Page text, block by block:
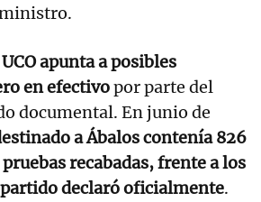
apunta a posibles
en efectivopor parte del
documental. En junio de
a Ábalos contenía 826
recabadas, frente a los
partido declaró oficialmente.